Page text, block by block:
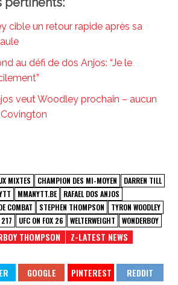
cible un retour rapide après sa
au défi de dos Anjos: “Je le
veut Woodley prochain – aucun
MIXTES CHAMPION DES MI-MOYEN
DARREN TILL
MMANYTT.BE
RAFAEL DOS ANJOS
COMBAT STEPHEN THOMPSON
TYRON WOODLEY
217 UFC ON FOX 26 WELTERWEIGHT WONDERBOY
THOMPSON Z-LATEST NEWS